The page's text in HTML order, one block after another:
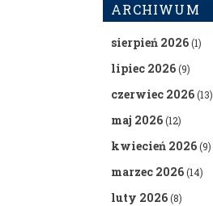
ARCHIWUM
sierpień 2026(1)
lipiec 2026(9)
czerwiec 2026(13)
maj 2026(12)
kwiecień 2026(9)
marzec 2026(14)
luty 2026(8)